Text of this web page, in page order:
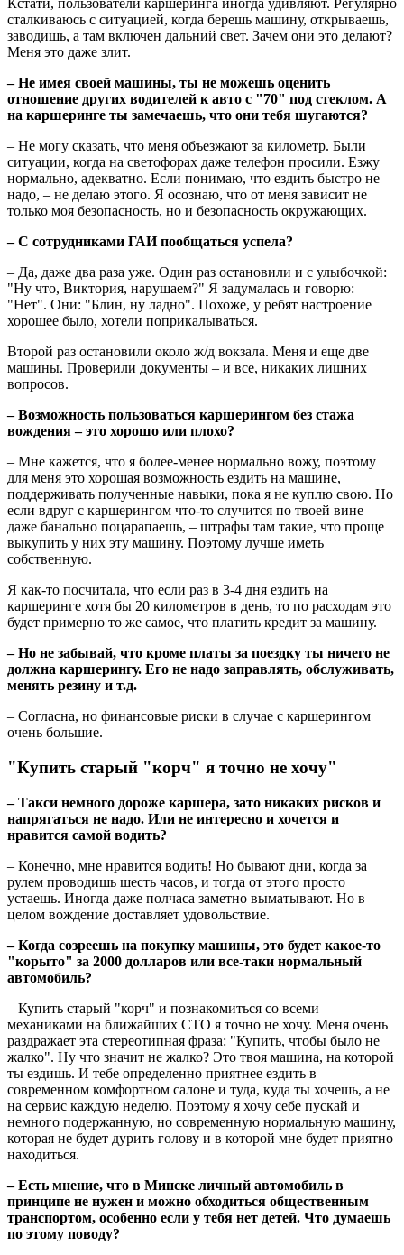
Кстати, пользователи каршеринга иногда удивляют. Регулярно
сталкиваюсь с ситуацией, когда берешь машину, открываешь,
заводишь, а там включен дальний свет. Зачем они это делают?
Меня это даже злит.
– Не имея своей машины, ты не можешь оценить
отношение других водителей к авто с "70" под стеклом. А
на каршеринге ты замечаешь, что они тебя шугаются?
– Не могу сказать, что меня объезжают за километр. Были
ситуации, когда на светофорах даже телефон просили. Езжу
нормально, адекватно. Если понимаю, что ездить быстро не
надо, – не делаю этого. Я осознаю, что от меня зависит не
только моя безопасность, но и безопасность окружающих.
– С сотрудниками ГАИ пообщаться успела?
– Да, даже два раза уже. Один раз остановили и с улыбочкой:
"Ну что, Виктория, нарушаем?" Я задумалась и говорю:
"Нет". Они: "Блин, ну ладно". Похоже, у ребят настроение
хорошее было, хотели поприкалываться.
Второй раз остановили около ж/д вокзала. Меня и еще две
машины. Проверили документы – и все, никаких лишних
вопросов.
– Возможность пользоваться каршерингом без стажа
вождения – это хорошо или плохо?
– Мне кажется, что я более-менее нормально вожу, поэтому
для меня это хорошая возможность ездить на машине,
поддерживать полученные навыки, пока я не куплю свою. Но
если вдруг с каршерингом что-то случится по твоей вине –
даже банально поцарапаешь, – штрафы там такие, что проще
выкупить у них эту машину. Поэтому лучше иметь
собственную.
Я как-то посчитала, что если раз в 3-4 дня ездить на
каршеринге хотя бы 20 километров в день, то по расходам это
будет примерно то же самое, что платить кредит за машину.
– Но не забывай, что кроме платы за поездку ты ничего не
должна каршерингу. Его не надо заправлять, обслуживать,
менять резину и т.д.
– Согласна, но финансовые риски в случае с каршерингом
очень большие.
"Купить старый "корч" я точно не хочу"
– Такси немного дороже каршера, зато никаких рисков и
напрягаться не надо. Или не интересно и хочется и
нравится самой водить?
– Конечно, мне нравится водить! Но бывают дни, когда за
рулем проводишь шесть часов, и тогда от этого просто
устаешь. Иногда даже полчаса заметно выматывают. Но в
целом вождение доставляет удовольствие.
– Когда созреешь на покупку машины, это будет какое-то
"корыто" за 2000 долларов или все-таки нормальный
автомобиль?
– Купить старый "корч" и познакомиться со всеми
механиками на ближайших СТО я точно не хочу. Меня очень
раздражает эта стереотипная фраза: "Купить, чтобы было не
жалко". Ну что значит не жалко? Это твоя машина, на которой
ты ездишь. И тебе определенно приятнее ездить в
современном комфортном салоне и туда, куда ты хочешь, а не
на сервис каждую неделю. Поэтому я хочу себе пускай и
немного подержанную, но современную нормальную машину,
которая не будет дурить голову и в которой мне будет приятно
находиться.
– Есть мнение, что в Минске личный автомобиль в
принципе не нужен и можно обходиться общественным
транспортом, особенно если у тебя нет детей. Что думаешь
по этому поводу?